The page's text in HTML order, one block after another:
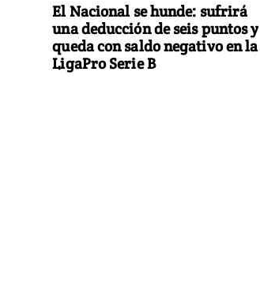
El Nacional se hunde: sufrirá
una deducción de seis puntos y
queda con saldo negativo en la
LigaPro Serie B